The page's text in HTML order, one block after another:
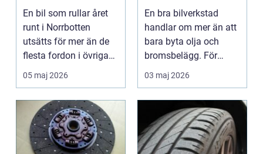
En bil som rullar året
runt i Norrbotten
utsätts för mer än de
flesta fordon i övriga
landet. Kyla, ...
05 maj 2026
En bra bilverkstad
handlar om mer än att
bara byta olja och
bromsbelägg. För
många är bilen
avgörand...
03 maj 2026